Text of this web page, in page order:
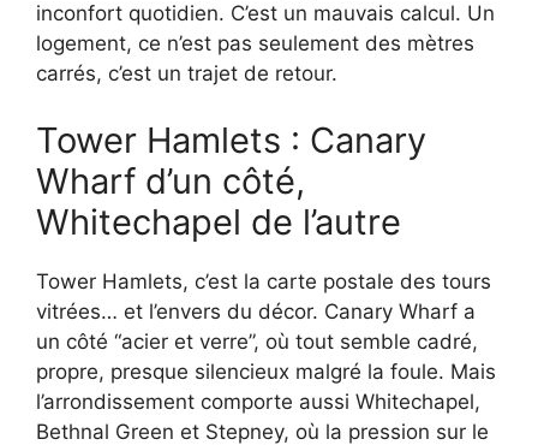
inconfort quotidien. C’est un mauvais calcul. Un
logement, ce n’est pas seulement des mètres
carrés, c’est un trajet de retour.
Tower Hamlets : Canary
Wharf d’un côté,
Whitechapel de l’autre
Tower Hamlets, c’est la carte postale des tours
vitrées… et l’envers du décor. Canary Wharf a
un côté “acier et verre”, où tout semble cadré,
propre, presque silencieux malgré la foule. Mais
l’arrondissement comporte aussi Whitechapel,
Bethnal Green et Stepney, où la pression sur le